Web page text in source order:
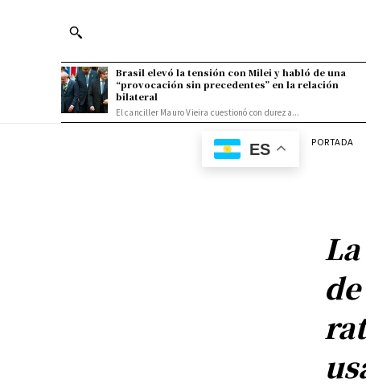
Brasil elevó la tensión con Milei y habló de una
“provocación sin precedentes” en la relación
bilateral
El canciller Mauro Vieira cuestionó con dureza...
ES PORTADA